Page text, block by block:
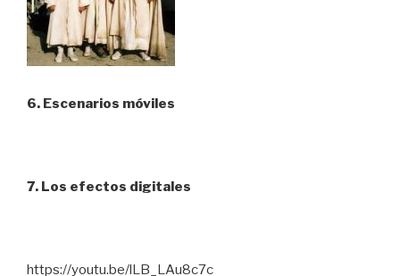
6. Escenarios móviles
7. Los efectos digitales
https://youtu.be/lLB_LAu8c7c